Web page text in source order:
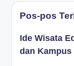
Pos-pos
Ide Wisata
dan Kampus